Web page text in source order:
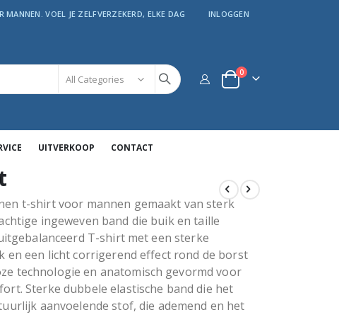
VOEL JE ZELFVERZEKERD, ELKE DAG INLOGGEN
kar
0producten
UITVERKOOP CONTACT
t-shirt voor mannen gemaakt van sterk
ingeweven band die buik en taille
T-shirt met een sterke
en een licht corrigerend effect rond de borst
technologie en anatomisch gevormd voor
Sterke dubbele elastische band die het
aanvoelende stof, die ademend en het